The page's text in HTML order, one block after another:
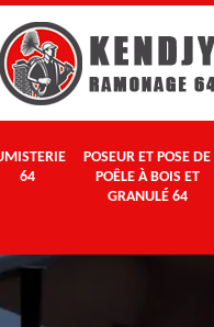
64
POSEUR ET POSE DE
POÊLE À BOIS ET
GRANULÉ 64